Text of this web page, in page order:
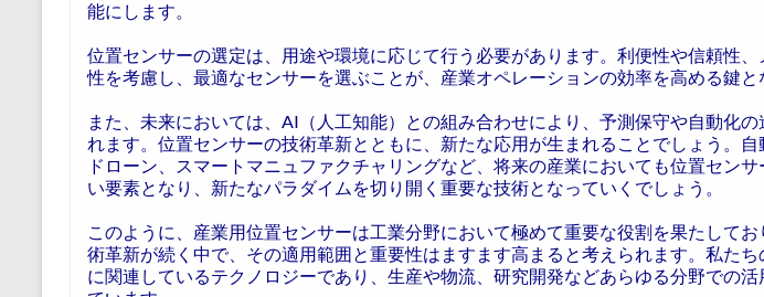
能にします。
位置センサーの選定は、用途や環境に応じて行う必要があります。利便性や信頼性、
性を考慮し、最適なセンサーを選ぶことが、産業オペレーションの効率を高める鍵と
また、未来においては、AI（人工知能）との組み合わせにより、予測保守や自動化の
れます。位置センサーの技術革新とともに、新たな応用が生まれることでしょう。
ドローン、スマートマニュファクチャリングなど、将来の産業においても位置センサ
い要素となり、新たなパラダイムを切り開く重要な技術となっていくでしょう。
このように、産業用位置センサーは工業分野において極めて重要な役割を果たして
術革新が続く中で、その適用範囲と重要性はますます高まると考えられます。私た
に関連しているテクノロジーであり、生産や物流、研究開発などあらゆる分野での